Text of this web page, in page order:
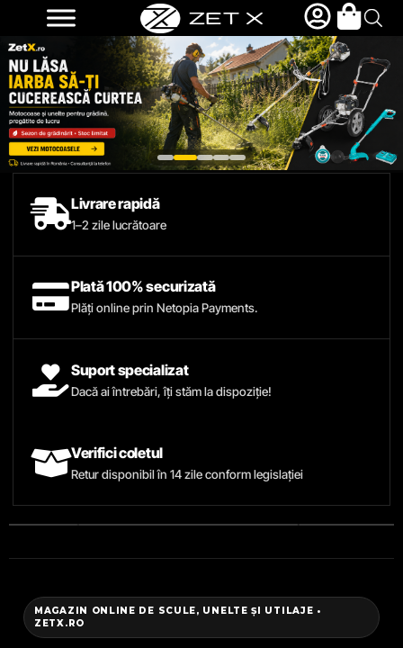
Livrare rapidă
1–2 zile lucrătoare
Plată 100% securizată
Plăți online prin Netopia Payments.
Suport specializat
Dacă ai întrebări, îți stăm la dispoziție!
Verifici coletul
Retur disponibil în 14 zile conform legislației
MAGAZIN ONLINE DE SCULE, UNELTE ȘI UTILAJE •
ZETX.RO